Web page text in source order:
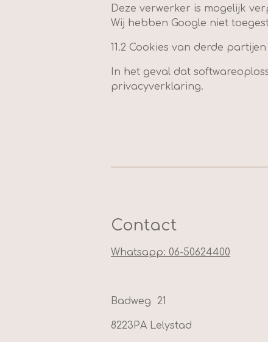
Deze verwerker is mogelijk
Wij hebben Google niet
11.2 Cookies van derde partijen
In het geval dat
privacyverklaring.
Contact
Whatsapp: 06-50624400
Badweg 21
8223PA Lelystad